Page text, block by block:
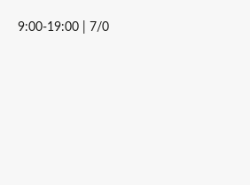
9:00-19:00 | 7/0